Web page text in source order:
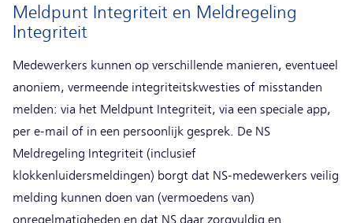
Meldpunt Integriteit en Meldregeling
Integriteit
Medewerkers kunnen op verschillende manieren, eventueel
anoniem, vermeende integriteitskwesties of misstanden
melden: via het Meldpunt Integriteit, via een speciale app,
per e-mail of in een persoonlijk gesprek. De NS
Meldregeling Integriteit (inclusief
klokkenluidersmeldingen) borgt dat NS-medewerkers veilig
melding kunnen doen van (vermoedens van)
onregelmatigheden en dat NS daar zorgvuldig en